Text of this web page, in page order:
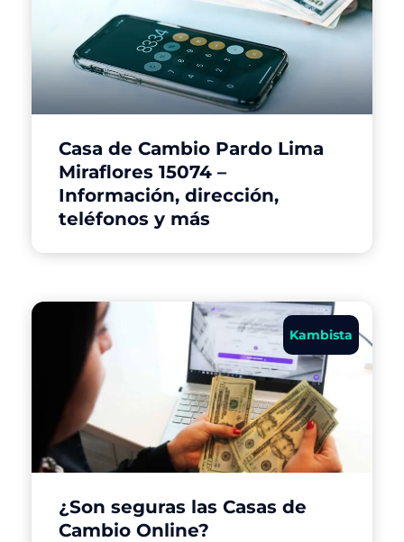
Casa de Cambio Pardo Lima
Miraflores 15074 –
Información, dirección,
teléfonos y más
Kambista
¿Son seguras las Casas de
Cambio Online?